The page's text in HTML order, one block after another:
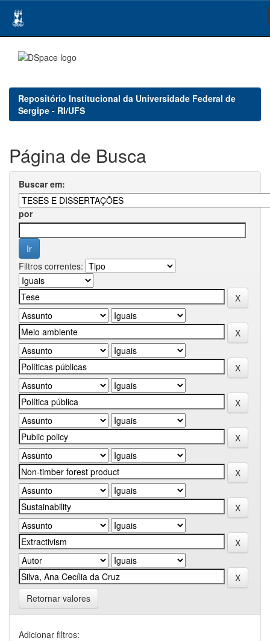
navigation
Repositório Institucional da Universidade Federal de
Sergipe - RI/UFS
Página de Busca
Buscar em:
por
Filtros correntes:
Retornar valores
Adicionar filtros: